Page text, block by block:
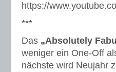
https://
***
Das „Absolutely
weniger ein One-Off
nächste wird Neujahr